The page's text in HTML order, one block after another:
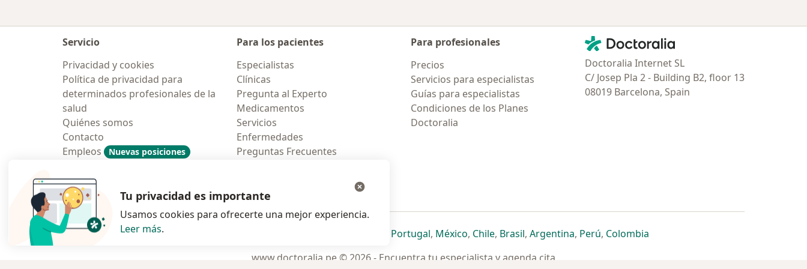
Servicio
Privacidad y cookies
Política de privacidad para
determinados profesionales de la
salud
Quiénes somos
Contacto
Empleos
Nuevas posiciones
Contratación
Para los pacientes
Especialistas
Clínicas
Pregunta al Experto
Medicamentos
Servicios
Enfermedades
Preguntas Frecuentes
Para profesionales
Precios
Servicios para especialistas
Guías para especialistas
Condiciones de los Planes
Doctoralia
Contacto
Doctoralia - Página de inicio
Doctoralia Internet SL
C/ Josep Pla 2 - Building B2, floor 13
08019 Barcelona, Spain
Polska se abre en una nueva pestaña
se abre en una nueva pestaña
se abre en una nueva pestaña
se abre en una nueva pestaña
Portugalse abre en una nueva pestaña
, Méxicose abre en una nueva pestaña
, Chilese abre en una nueva pestaña
, Brasilse abre en una nueva pestaña
, Argentinase abre en una nueva pestaña
, Perúse abre en una nueva pestaña
, Colombiase abre en una nueva pestaña
www.doctoralia.pe © 2026 - Encuentra tu especialista y agenda cita
Tu privacidad es importante
Usamos cookies para ofrecerte una mejor experiencia.
Leer más.